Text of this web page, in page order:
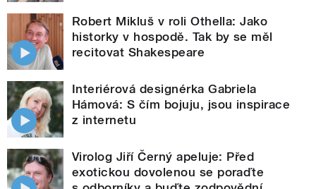
Robert Mikluš v roli Othella: Jako
historky v hospodě. Tak by se měl
recitovat Shakespeare
Interiérová designérka Gabriela
Hámová: S čím bojuju, jsou inspirace
z internetu
Virolog Jiří Černý apeluje: Před
exotickou dovolenou se poraďte